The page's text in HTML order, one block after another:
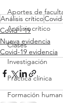
Aportes de
Análisis crítico
Clases
Investigación
Práctica clínica
Formación
Análisis crítico
Covid - 19
Nueva evidencia
Covid-19 evidencia